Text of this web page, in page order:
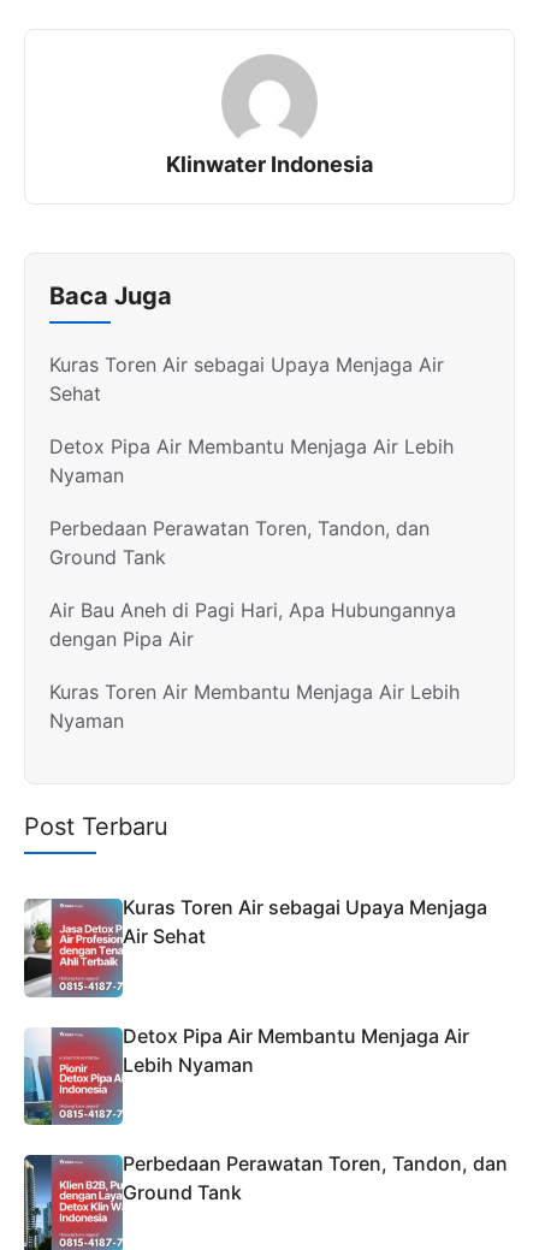
Klinwater Indonesia
Baca Juga
Kuras Toren Air sebagai Upaya Menjaga Air
Sehat
Detox Pipa Air Membantu Menjaga Air Lebih
Nyaman
Perbedaan Perawatan Toren, Tandon, dan
Ground Tank
Air Bau Aneh di Pagi Hari, Apa Hubungannya
dengan Pipa Air
Kuras Toren Air Membantu Menjaga Air Lebih
Nyaman
Post Terbaru
Kuras Toren Air sebagai Upaya Menjaga
Air Sehat
Detox Pipa Air Membantu Menjaga Air
Lebih Nyaman
Perbedaan Perawatan Toren, Tandon, dan
Ground Tank